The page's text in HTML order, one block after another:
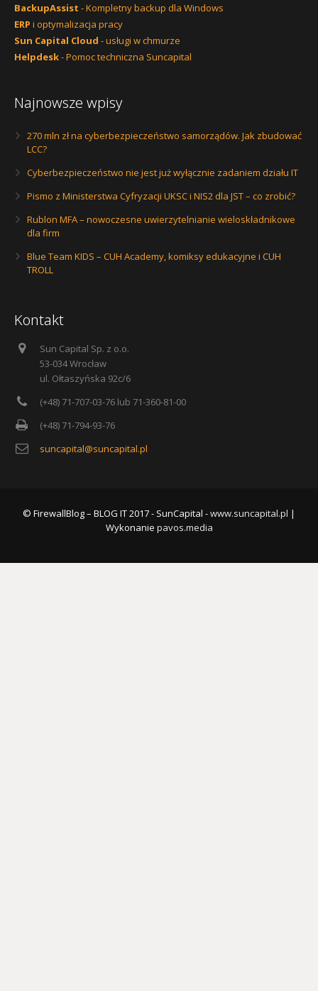
BackupAssist - Kompletny backup dla Windows
ERP i optymalizacja pracy
Sun Capital Cloud - usługi w chmurze
Helpdesk- Pomoc techniczna Suncapital
Najnowsze wpisy
270 mln zł na cyberbezpieczeństwo samorządów. Jak zbudować
LCC?
Cyberbezpieczeństwo nie jest już wyłącznie zadaniem działu IT
Pismo z Ministerstwa Cyfryzacji UKSC i NIS2 dla JST – co zrobić?
Rublon MFA – nowoczesne uwierzytelnianie wieloskładnikowe
dla firm
Blue Team KIDS – CUH Academy, komiksy edukacyjne i CUH
TROLL
Kontakt
Sun Capital Sp. z o.o.
53-034 Wrocław
ul. Ołtaszyńska 92c/6
(+48) 71-707-03-76 lub 71-360-81-00
(+48) 71-794-93-76
suncapital@suncapital.pl
© FirewallBlog – BLOG IT 2017 - SunCapital -www.suncapital.pl |
Wykonanie pavos.media